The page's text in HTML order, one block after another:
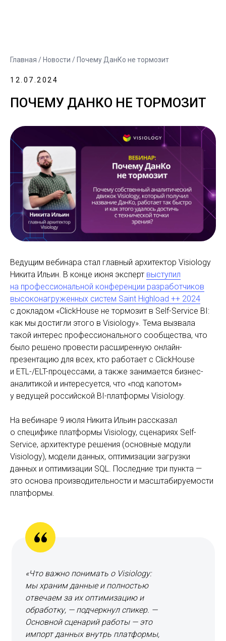
Главная / Новости / Почему ДанКо не тормозит
12.07.2024
ПОЧЕМУ ДАНКО НЕ ТОРМОЗИТ
Ведущим вебинара стал главный архитектор Visiology
Никита Ильин. В конце июня эксперт выступил
на профессиональной конференции разработчиков
высоконагруженных систем Saint Highload ++ 2024
с докладом «ClickHouse не тормозит в Self-Service BI:
как мы достигли этого в Visiology». Тема вызвала
такой интерес профессионального сообщества, что
было решено провести расширенную онлайн-
презентацию для всех, кто работает с ClickHouse
и ETL-/ELT-процессами, а также занимается бизнес-
аналитикой и интересуется, что «под капотом»
у ведущей российской BI-платформы Visiology.
На вебинаре 9 июля Никита Ильин рассказал
о специфике платформы Visiology, сценариях Self-
Service, архитектуре решения (основные модули
Visiology), модели данных, оптимизации загрузки
данных и оптимизации SQL. Последние три пункта —
это основа производительности и масштабируемости
платформы.
«Что важно понимать о Visiology:
мы храним данные и полностью
отвечаем за их оптимизацию и
обработку, — подчеркнул спикер. —
Основной сценарий работы — это
импорт данных внутрь платформы,